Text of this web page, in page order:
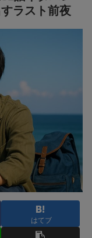
ラスト前夜
はてブ